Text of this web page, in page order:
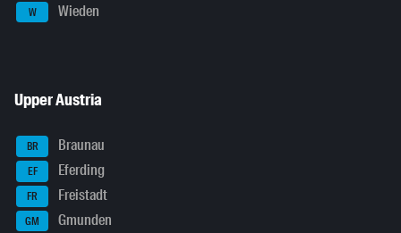
W Wieden
Upper Austria
BR Braunau
EF Eferding
FR Freistadt
GM Gmunden